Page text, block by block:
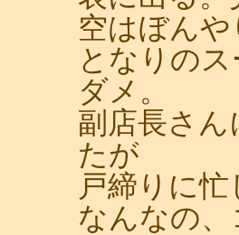
空はぼん
となりの
ダメ。
副店長さ
たが
戸締りに
なんなの